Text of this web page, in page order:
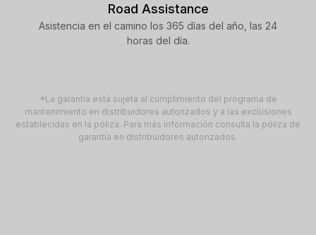
Road Assistance
Asistencia en el camino los 365 días del año, las 24
horas del día.
*La garantía está sujeta al cumplimiento del programa de
mantenimiento en distribuidores autorizados y a las exclusiones
establecidas en la póliza. Para más información consulta la póliza de
garantía en distribuidores autorizados.